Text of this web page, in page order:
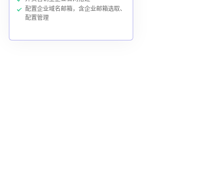
配置企业域名邮箱，含企业邮箱选取、
配置管理